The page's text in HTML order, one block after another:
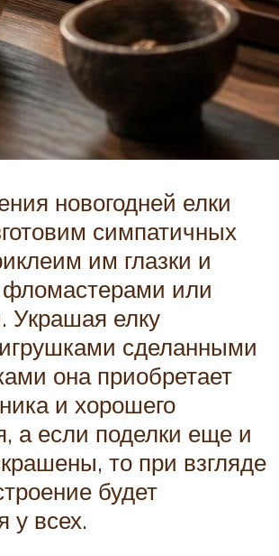
новогодней елки
симпатичных
им глазки и
фломастерами или
Украшая елку
сделанными
она приобретает
и хорошего
а если поделки еще и
то при взгляде
будет
у всех.